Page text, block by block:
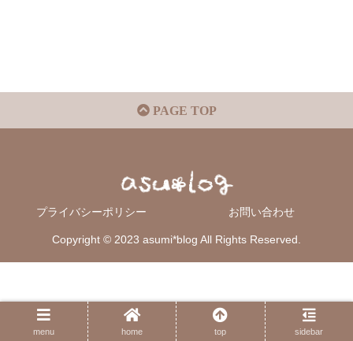
PAGE TOP
プライバシーポリシー お問い合わせ
Copyright © 2023 asumi*blog All Rights Reserved.
menu home top sidebar